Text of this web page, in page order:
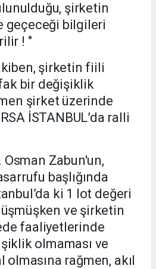
şirketin
geçeceği bilgileri
! ‘’
şirketin fiili
bir değişiklik
şirket üzerinde
İSTANBUL’da ralli
Osman Zabun'un,
başlığında
ki 1 lot değeri
ve şirketin
faaliyetlerinde
olmaması ve
rağmen, akıl